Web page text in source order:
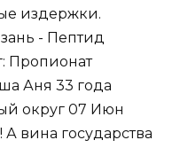
издержки.
- Пептид
Пропионат
Аня 33 года
округ 07 Июн
вина государства